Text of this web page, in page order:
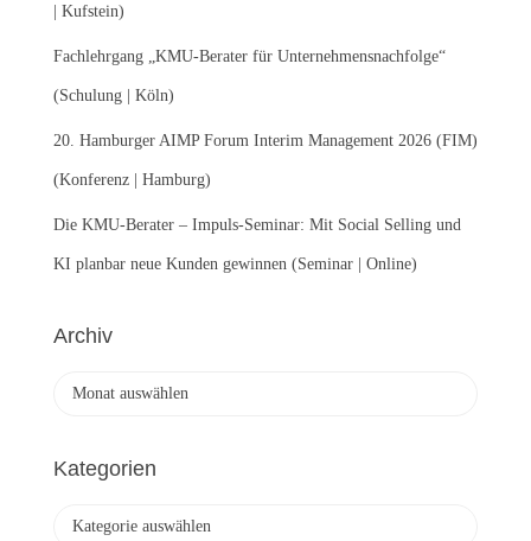
| Kufstein)
Fachlehrgang „KMU-Berater für Unternehmensnachfolge“
(Schulung | Köln)
20. Hamburger AIMP Forum Interim Management 2026 (FIM)
(Konferenz | Hamburg)
Die KMU-Berater – Impuls-Seminar: Mit Social Selling und
KI planbar neue Kunden gewinnen (Seminar | Online)
Archiv
h
Kategorien